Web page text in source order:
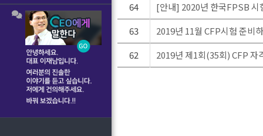
64
[안내] 2020년 한국FPSB 시
63
2019년 11월 CFP시험 준비
62
2019년 제1회(35회) CFP 자